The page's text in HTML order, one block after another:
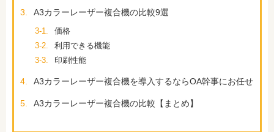
3. A3カラーレーザー複合機の比較9選
3-1.
価格
3-2.
利用できる機能
3-3.
印刷性能
4. A3カラーレーザー複合機を導入するならOA幹事にお任せ
5. A3カラーレーザー複合機の比較【まとめ】